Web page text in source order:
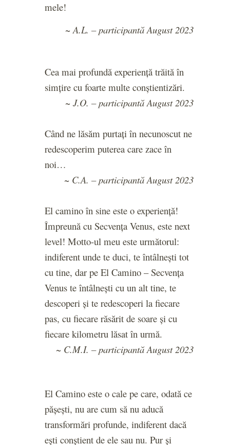
mele!
~ A.L. – participantă August 2023
Cea mai profundă experiență trăită în
simțire cu foarte multe conștientizări.
~ J.O. – participantă August 2023
Când ne lăsăm purtați în necunoscut ne
redescoperim puterea care zace în
noi…
~ C.A. – participantă August 2023
El camino în sine este o experiență!
Împreună cu Secvența Venus, este next
level! Motto-ul meu este următorul:
indiferent unde te duci, te întâlnești tot
cu tine, dar pe El Camino – Secvența
Venus te întâlnești cu un alt tine, te
descoperi și te redescoperi la fiecare
pas, cu fiecare răsărit de soare și cu
fiecare kilometru lăsat în urmă.
~ C.M.I. – participantă August 2023
El Camino este o cale pe care, odată ce
pășești, nu are cum să nu aducă
transformări profunde, indiferent dacă
ești conștient de ele sau nu. Pur și